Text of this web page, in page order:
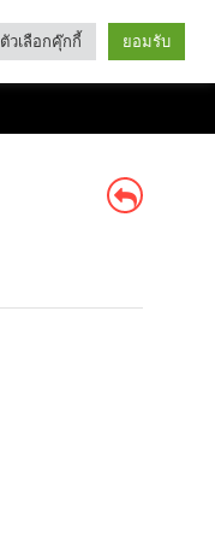
Categories
ตัวเลือกคุ๊กกี้ ยอมรับ